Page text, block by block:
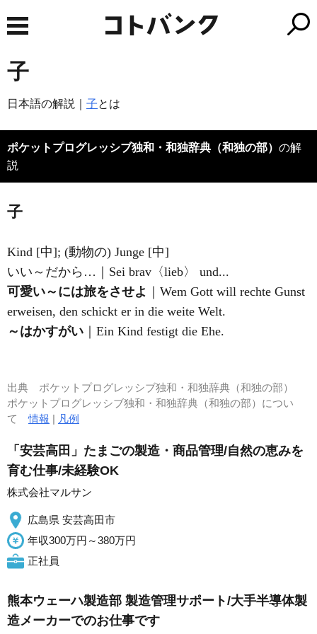
子
日本語の解説｜ 子とは
ポケットプログレッシブ独和・和独辞典（和独の部） の解
説
子
Kind [中]; (動物の) Junge [中]
いい～だから…｜Sei brav〈lieb〉 und...
可愛い～には旅をさせよ ｜Wem Gott will rechte Gunst
erweisen, den schickt er in die weite Welt.
～はかすがい ｜Ein Kind festigt die Ehe.
出典 ポケットプログレッシブ独和・和独辞典（和独の部）
ポケットプログレッシブ独和・和独辞典（和独の部）につい
て情報 | 凡例
「安芸高田」たまごの製造・商品管理/自然の恵みを
育む仕事/未経験OK
株式会社マルサン
広島県 安芸高田市
年収300万円～380万円
正社員
熊本ウェーハ製造部 製造管理サポート/大手半導体製
造メーカーでのお仕事です